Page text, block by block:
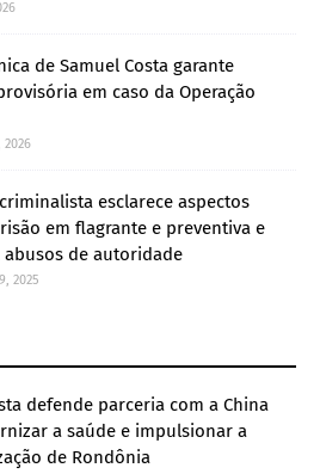
de Samuel Costa garante
em caso da Operação
2026
esclarece aspectos
em flagrante e preventiva e
abusos de autoridade
2025
defende parceria com a China
a saúde e impulsionar a
de Rondônia